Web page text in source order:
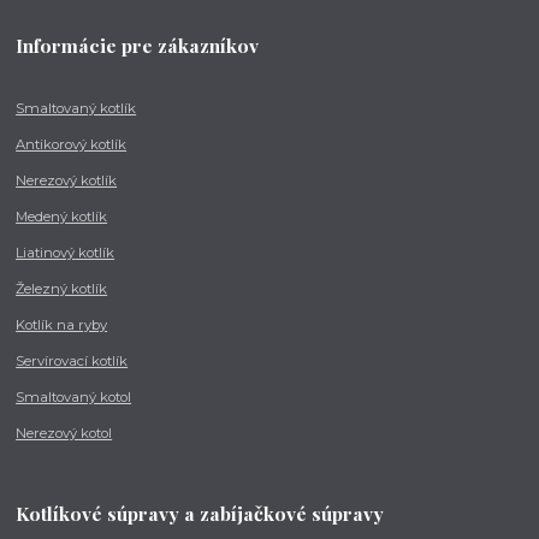
Informácie pre zákazníkov
Smaltovaný kotlík
Antikorový kotlík
Nerezový kotlík
Medený kotlík
Liatinový kotlík
Železný kotlík
Kotlík na ryby
Servírovací kotlík
Smaltovaný kotol
Nerezový kotol
Kotlíkové súpravy a zabíjačkové súpravy